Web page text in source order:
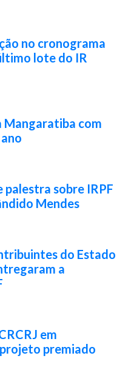
no cronograma
lote do IR
Mangaratiba com
palestra sobre IRPF
Mendes
do Estado
a
em
premiado